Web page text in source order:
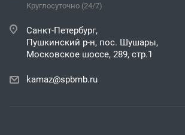
Круглосуточно (24/7)
Санкт-Петербург,
Пушкинский р-н, пос. Шушары,
Московское шоссе, 289, стр.1
kamaz@spbmb.ru